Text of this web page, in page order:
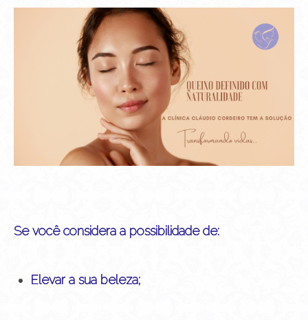
Se você considera a possibilidade de:
Elevar a sua beleza;